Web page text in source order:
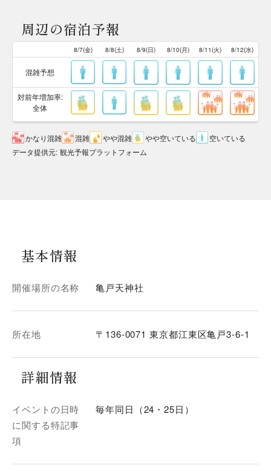
周辺の宿泊予報
8/7(金) 8/8(土) 8/9(日) 8/10(月) 8/11(火) 8/12(水)
混雑予想
対前年増加率:
全体
かなり混雑 混雑 やや混雑 やや空いている
空いている
データ提供元: 観光予報プラットフォーム
基本情報
開催場所の名称 亀戸天神社
所在地 〒136-0071 東京都江東区亀戸3-6-1
詳細情報
イベントの日時
に関する特記事
項
毎年同日（24・25日）